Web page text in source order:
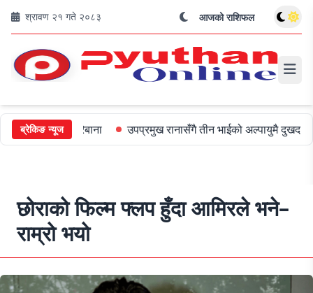
श्रावण २१ गते २०८३ आजको राशिफल
ब्रेकिङ न्यूज
जरिबाना उपप्रमुख रानासँगै तीन भाईको अल्पायुमै दुखद निधन
छोराको फिल्म फ्लप हुँदा आमिरले भने–
राम्रो भयो